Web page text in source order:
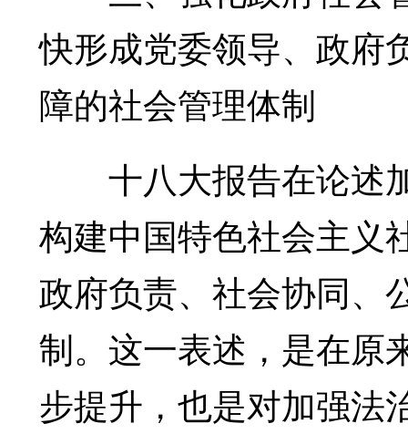
快形成党委领导、政府
障的社会管理体制
十八大报告在论述
构建中国特色社会主义
政府负责、社会协同、
制。这一表述，是在原
步提升，也是对加强法